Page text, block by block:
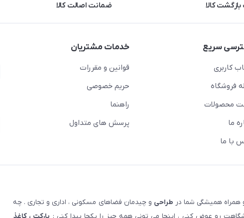
کالا ضمانت اصالت کالا
سریع
کاربری
فروشگاه
محصولات
ما
با ما
خدمات مشتریان
قوانین و مقررات
حریم خصوصی
راهنما
پرسش های متداول
همراه همیشگی شما در طراحی و چیدمان فضاهای مسکونی ، اداری و تجاری . چه